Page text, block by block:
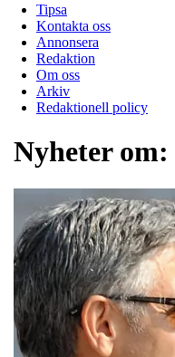
Tipsa
Kontakta oss
Annonsera
Redaktion
Om oss
Arkiv
Redaktionell policy
Nyheter om: